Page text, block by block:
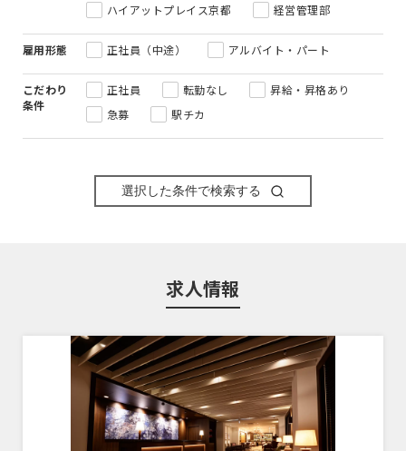
ハイアットプレイス京都
経営管理部
雇用形態 正社員（中途） アルバイト・パート
こだわり
条件
正社員 転勤なし
昇給・昇格あり
急募
駅チカ
選択した条件で検索する
求人情報